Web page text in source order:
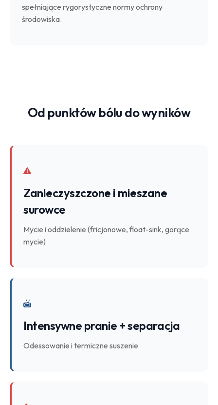
spełniające rygorystyczne normy ochrony
środowiska.
Od punktów bólu do wyników
Zanieczyszczone i mieszane
surowce
Mycie i oddzielenie (fricjonowe, float-sink, gorące
mycie)
Intensywne pranie + separacja
Odessowanie i termiczne suszenie